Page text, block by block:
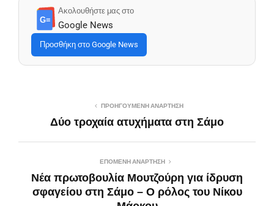
G≡
Ακολουθήστε μας στο
Google News
Προσθήκη στο Google News
ΠΡΟΗΓΟΎΜΕΝΗ ΑΝΆΡΤΗΣΗ
Δύο τροχαία ατυχήματα στη Σάμο
ΕΠΌΜΕΝΗ ΑΝΆΡΤΗΣΗ
Νέα πρωτοβουλία Μουτζούρη για ίδρυση
σφαγείου στη Σάμο – Ο ρόλος του Νίκου